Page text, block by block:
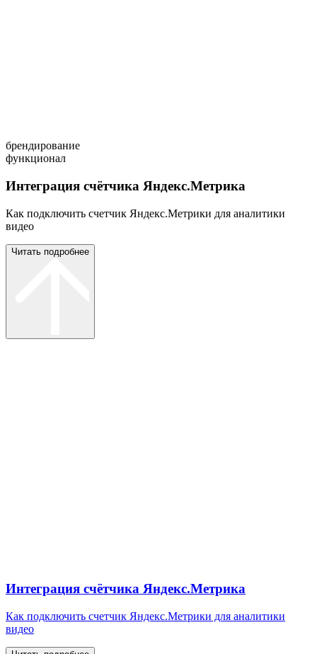
брендирование
функционал
Интеграция счётчика Яндекс.Метрика
Как подключить счетчик Яндекс.Метрики для аналитики
видео
Читать подробнее
Интеграция счётчика Яндекс.Метрика
Как подключить счетчик Яндекс.Метрики для аналитики
видео